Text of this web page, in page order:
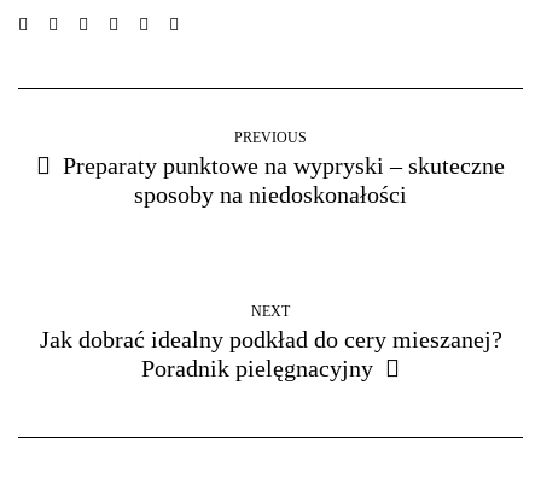
PREVIOUS
Preparaty punktowe na wypryski – skuteczne
sposoby na niedoskonałości
NEXT
Jak dobrać idealny podkład do cery mieszanej?
Poradnik pielęgnacyjny